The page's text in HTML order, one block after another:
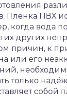
Плёнка ПВХ
когда вода
других
причин, к
или его
только
собой